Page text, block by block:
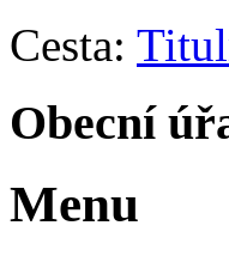
Cesta:
Obecní
Menu